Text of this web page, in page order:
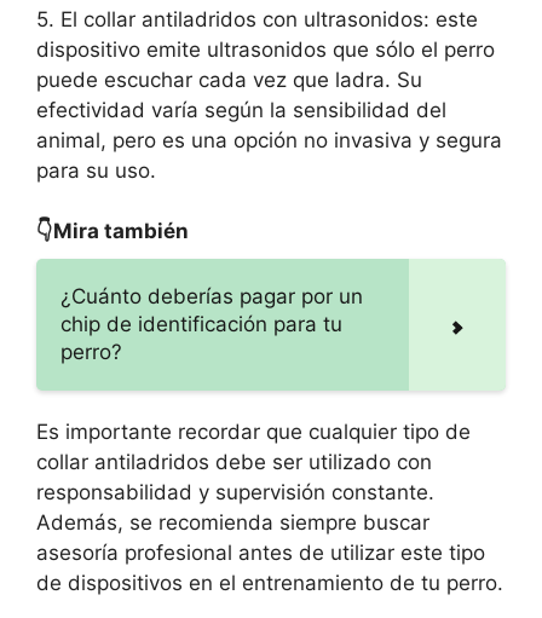
5. El collar antiladridos con ultrasonidos: este
dispositivo emite ultrasonidos que sólo el perro
puede escuchar cada vez que ladra. Su
efectividad varía según la sensibilidad del
animal, pero es una opción no invasiva y segura
para su uso.
👇Mira también
¿Cuánto deberías pagar por un
chip de identificación para tu
perro?
Es importante recordar que cualquier tipo de
collar antiladridos debe ser utilizado con
responsabilidad y supervisión constante.
Además, se recomienda siempre buscar
asesoría profesional antes de utilizar este tipo
de dispositivos en el entrenamiento de tu perro.